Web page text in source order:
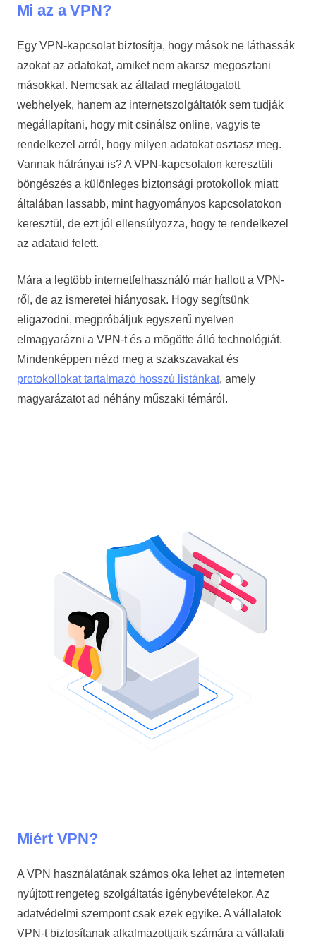
Mi az a VPN?
Egy VPN-kapcsolat biztosítja, hogy mások ne láthassák
azokat az adatokat, amiket nem akarsz megosztani
másokkal. Nemcsak az általad meglátogatott
webhelyek, hanem az internetszolgáltatók sem tudják
megállapítani, hogy mit csinálsz online, vagyis te
rendelkezel arról, hogy milyen adatokat osztasz meg.
Vannak hátrányai is? A VPN-kapcsolaton keresztüli
böngészés a különleges biztonsági protokollok miatt
általában lassabb, mint hagyományos kapcsolatokon
keresztül, de ezt jól ellensúlyozza, hogy te rendelkezel
az adataid felett.
Mára a legtöbb internetfelhasználó már hallott a VPN-
ről, de az ismeretei hiányosak. Hogy segítsünk
eligazodni, megpróbáljuk egyszerű nyelven
elmagyarázni a VPN-t és a mögötte álló technológiát.
Mindenképpen nézd meg a szakszavakat és
protokollokat tartalmazó hosszú listánkat, amely
magyarázatot ad néhány műszaki témáról.
Miért VPN?
A VPN használatának számos oka lehet az interneten
nyújtott rengeteg szolgáltatás igénybevételekor. Az
adatvédelmi szempont csak ezek egyike. A vállalatok
VPN-t biztosítanak alkalmazottjaik számára a vállalati